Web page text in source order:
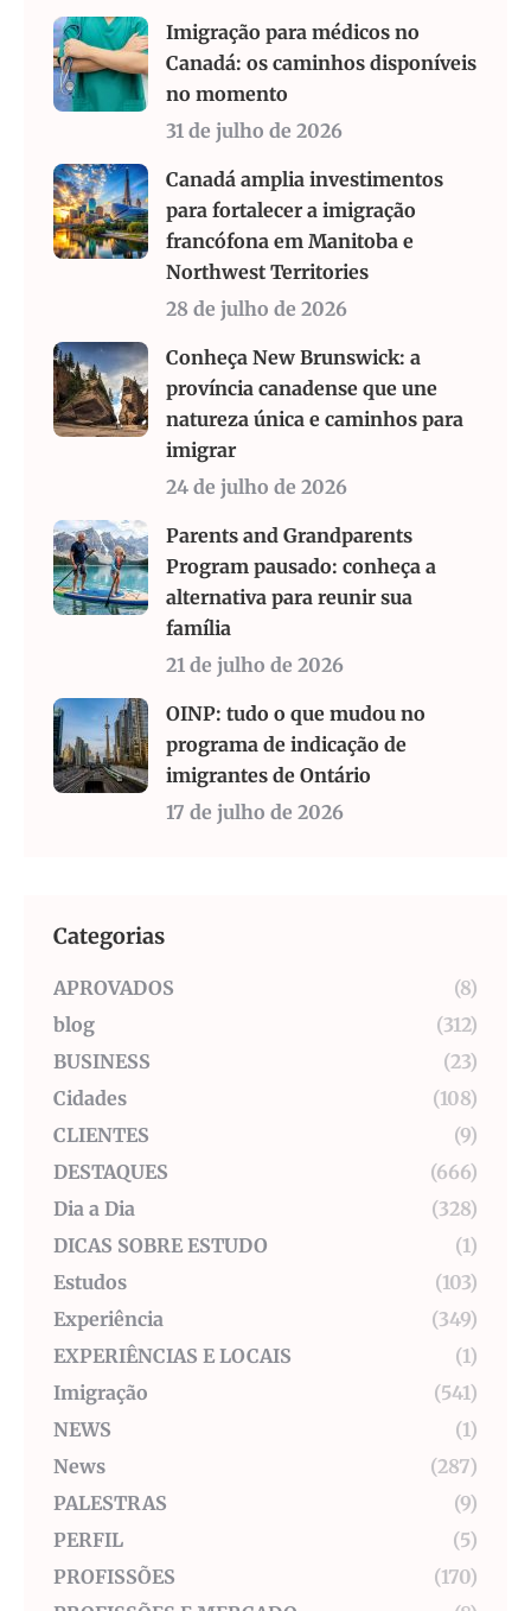
Imigração para médicos no
Canadá: os caminhos disponíveis
no momento
31 de julho de 2026
Canadá amplia investimentos
para fortalecer a imigração
francófona em Manitoba e
Northwest Territories
28 de julho de 2026
Conheça New Brunswick: a
província canadense que une
natureza única e caminhos para
imigrar
24 de julho de 2026
Parents and Grandparents
Program pausado: conheça a
alternativa para reunir sua
família
21 de julho de 2026
OINP: tudo o que mudou no
programa de indicação de
imigrantes de Ontário
17 de julho de 2026
Categorias
APROVADOS
(8)
blog
(312)
BUSINESS
(23)
Cidades
(108)
CLIENTES
(9)
DESTAQUES
(666)
Dia a Dia
(328)
DICAS SOBRE ESTUDO
(1)
Estudos
(103)
Experiência
(349)
EXPERIÊNCIAS E LOCAIS
(1)
Imigração
(541)
NEWS
(1)
News
(287)
PALESTRAS
(9)
PERFIL
(5)
PROFISSÕES
(170)